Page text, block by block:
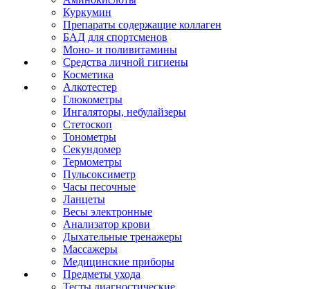
Куркумин
Препараты содержащие коллаген
БАД для спортсменов
Моно- и поливитамины
Средства личной гигиены
Косметика
Алкотестер
Глюкометры
Ингаляторы, небулайзеры
Стетоскоп
Тонометры
Секундомер
Термометры
Пульсоксиметр
Часы песочные
Ланцеты
Весы электронные
Анализатор крови
Дыхательные тренажеры
Массажеры
Медицинские приборы
Предметы ухода
Тесты диагностические